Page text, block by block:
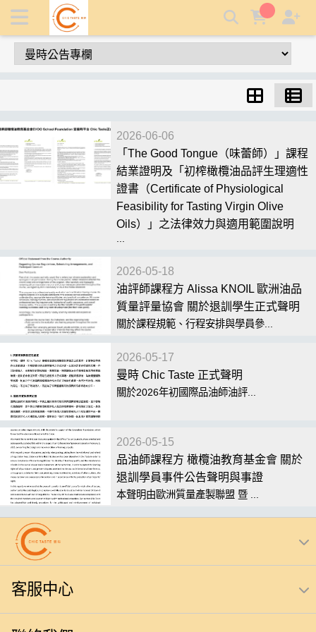
曼時公告專欄 | 曼時特級初榨生飲橄欖油
2026-06-06
「The Good Tongue（味蕾師）」課程
結業證明及「初榨橄欖油品評生理適性
證書（Certificate of Physiological
Feasibility for Tasting Virgin Olive
Oils）」之法律效力與適用範圍說明
2026-05-18
油評師課程方 Alissa KNOIL 歐洲油品
質量評量協會 關於退訓學生正式聲明
關於課程規範、行程安排與學員參...
2026-05-17
曼時 Chic Taste 正式聲明
關於2026年初國際品油師油評...
2026-05-15
品油師課程方 橄欖油教育基金會 關於
退訓學員事件公告聲明與事證
本聲明由歐洲質量產製聯盟 暨 ...
客服中心